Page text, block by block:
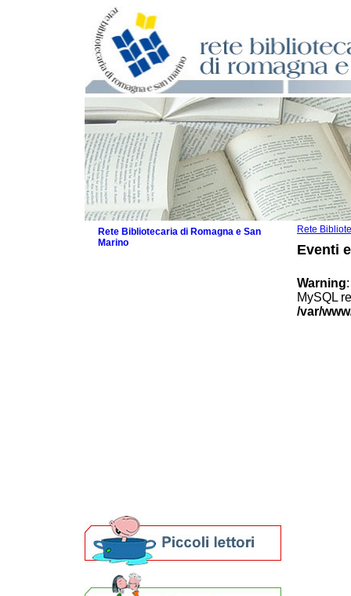
Rete
Eventi
Warning
MySQL
/var/
Rete Bibliotecaria di Romagna e San
Marino